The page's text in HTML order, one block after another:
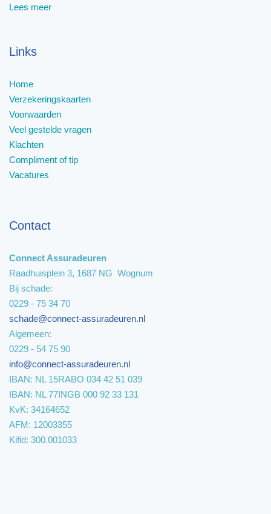
Lees meer
Links
Home
Verzekeringskaarten
Voorwaarden
Veel gestelde vragen
Klachten
Compliment of tip
Vacatures
Contact
Connect Assuradeuren
Raadhuisplein 3, 1687 NG Wognum
Bij schade:
0229 - 75 34 70
schade@connect-assuradeuren.nl
Algemeen:
0229 - 54 75 90
info@connect-assuradeuren.nl
IBAN: NL 15RABO 034 42 51 039
IBAN: NL 77INGB 000 92 33 131
KvK: 34164652
AFM: 12003355
Kifid: 300.001033